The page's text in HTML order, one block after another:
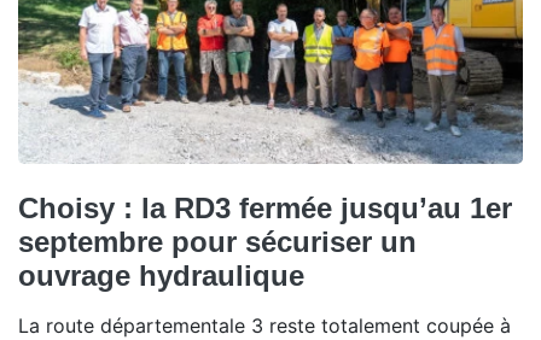
Choisy : la RD3 fermée jusqu’au 1er
septembre pour sécuriser un
ouvrage hydraulique
La route départementale 3 reste totalement coupée à